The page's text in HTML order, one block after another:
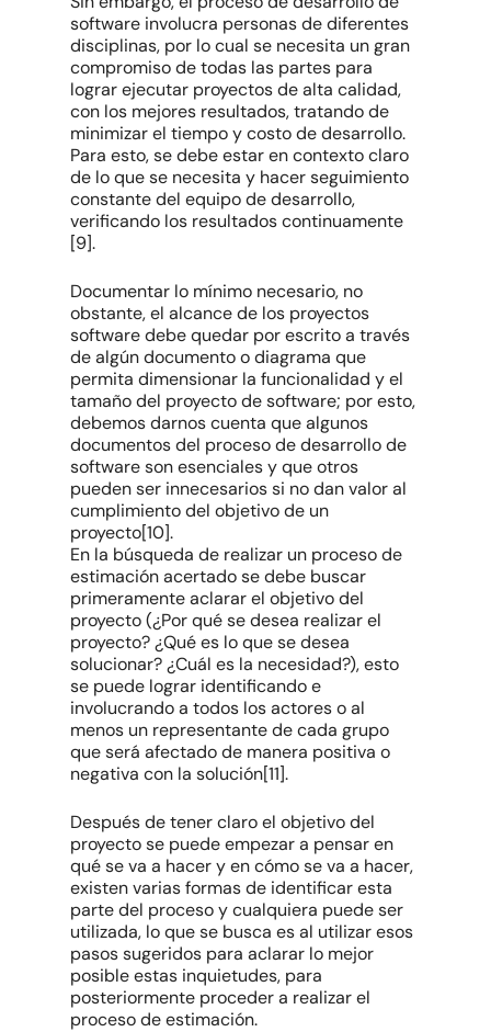
software involucra personas de diferentes
disciplinas, por lo cual se necesita un gran
compromiso de todas las partes para
lograr ejecutar proyectos de alta calidad,
con los mejores resultados, tratando de
minimizar el tiempo y costo de desarrollo.
Para esto, se debe estar en contexto claro
de lo que se necesita y hacer seguimiento
constante del equipo de desarrollo,
verificando los resultados continuamente
[9].
Documentar lo mínimo necesario, no
obstante, el alcance de los proyectos
software debe quedar por escrito a través
de algún documento o diagrama que
permita dimensionar la funcionalidad y el
tamaño del proyecto de software; por esto,
debemos darnos cuenta que algunos
documentos del proceso de desarrollo de
software son esenciales y que otros
pueden ser innecesarios si no dan valor al
cumplimiento del objetivo de un
proyecto[10].
En la búsqueda de realizar un proceso de
estimación acertado se debe buscar
primeramente aclarar el objetivo del
proyecto (¿Por qué se desea realizar el
proyecto? ¿Qué es lo que se desea
solucionar? ¿Cuál es la necesidad?), esto
se puede lograr identificando e
involucrando a todos los actores o al
menos un representante de cada grupo
que será afectado de manera positiva o
negativa con la solución[11].
Después de tener claro el objetivo del
proyecto se puede empezar a pensar en
qué se va a hacer y en cómo se va a hacer,
existen varias formas de identificar esta
parte del proceso y cualquiera puede ser
utilizada, lo que se busca es al utilizar esos
pasos sugeridos para aclarar lo mejor
posible estas inquietudes, para
posteriormente proceder a realizar el
proceso de estimación.